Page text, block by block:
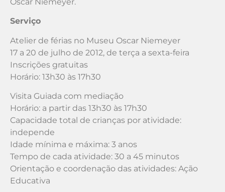
Serviço
Atelier de férias no Museu Oscar Niemeyer
17 a 20 de julho de 2012, de terça a sexta-feira
Inscrições gratuitas
Horário: 13h30 às 17h30
Visita Guiada com mediação
Horário: a partir das 13h30 às 17h30
Capacidade total de crianças por atividade:
independe
Idade mínima e máxima: 3 anos
Tempo de cada atividade: 30 a 45 minutos
Orientação e coordenação das atividades: Ação
Educativa